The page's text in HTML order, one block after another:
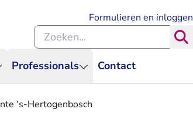
Professionals Contact
Formulieren en inloggen
Zoeken binnen de Rechtspraak
‘s-Hertogenbosch